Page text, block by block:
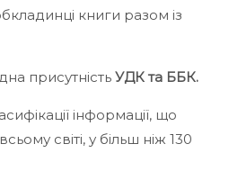
книги разом із
присутність УДК та ББК.
інформації, що
світі, у більш ніж 130